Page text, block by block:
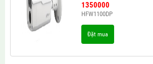
1350000
HFW1100DP
Đặt mua